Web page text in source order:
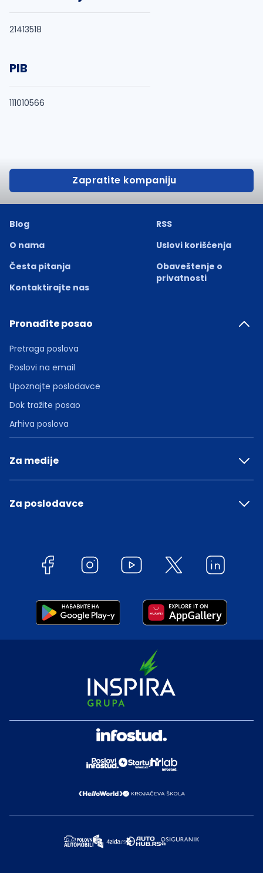
21413518
PIB
111010566
Zapratite kompaniju
Blog
O nama
Česta pitanja
Kontaktirajte nas
RSS
Uslovi korišćenja
Obaveštenje o
privatnosti
Pronađite posao
Pretraga poslova
Poslovi na email
Upoznajte poslodavce
Dok tražite posao
Arhiva poslova
Za medije
Za poslodavce